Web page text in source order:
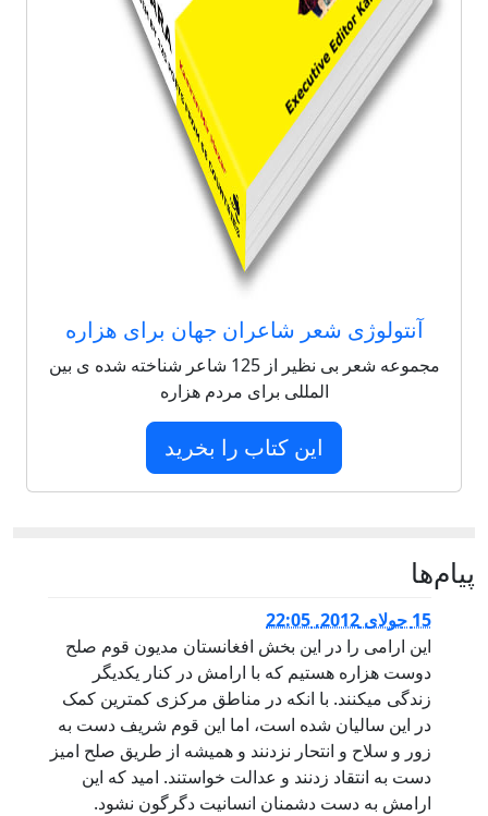
آنتولوژی شعر شاعران جهان برای هزاره
مجموعه شعر بی نظیر از 125 شاعر شناخته شده ی بین
المللی برای مردم هزاره
این کتاب را بخرید
پيام‌ها
15 جولای 2012, 22:05
این ارامی را در این بخش افغانستان مدیون قوم صلح
دوست هزاره هستیم که با ارامش در کنار یکدیگر
زندگی میکنند. با انکه در مناطق مرکزی کمترین کمک
در این سالیان شده است، اما این قوم شریف دست به
زور و سلاح و انتحار نزدنند و همیشه از طریق صلح امیز
دست به انتقاد زدنند و عدالت خواستند. امید که این
ارامش به دست دشمنان انسانیت دگرگون نشود.